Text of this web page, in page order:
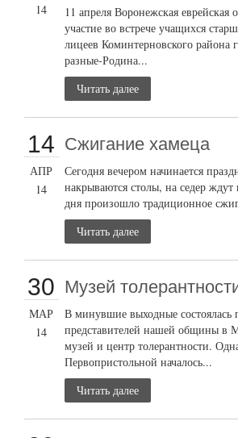
14
11 апреля Воронежская
участие во встрече учащихся
лицеев Коминтерновского
разные-Родина...
Читать далее
14
АПР
14
Сжигание хамеца
Сегодня вечером начинается
накрываются столы, на седер ждут
дня произошло традиционное
Читать далее
30
МАР
14
Музей
В минувшие выходные состоялась
представителей нашей общины в
музей и центр толерантности.
Первопристольной началось...
Читать далее